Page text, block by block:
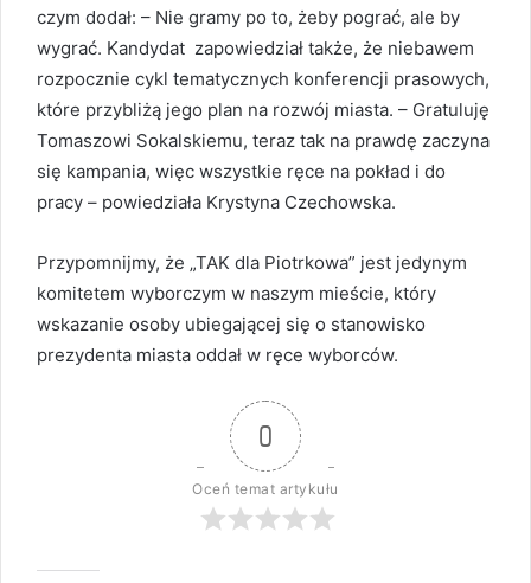
czym dodał: – Nie gramy po to, żeby pograć, ale by
wygrać. Kandydat zapowiedział także, że niebawem
rozpocznie cykl tematycznych konferencji prasowych,
które przybliżą jego plan na rozwój miasta. – Gratuluję
Tomaszowi Sokalskiemu, teraz tak na prawdę zaczyna
się kampania, więc wszystkie ręce na pokład i do
pracy – powiedziała Krystyna Czechowska.
Przypomnijmy, że „TAK dla Piotrkowa” jest jedynym
komitetem wyborczym w naszym mieście, który
wskazanie osoby ubiegającej się o stanowisko
prezydenta miasta oddał w ręce wyborców.
0
Oceń temat artykułu